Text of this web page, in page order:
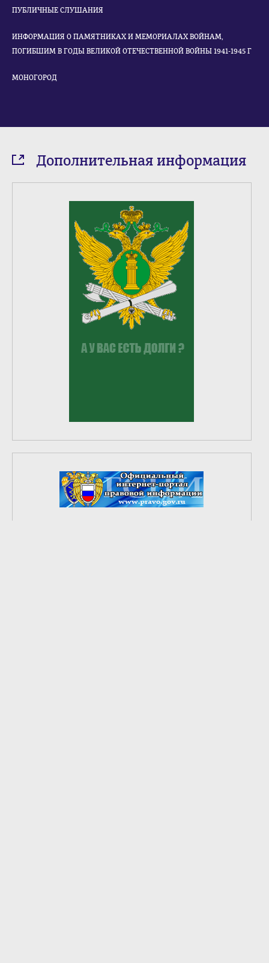
ПУБЛИЧНЫЕ СЛУШАНИЯ
ИНФОРМАЦИЯ О ПАМЯТНИКАХ И МЕМОРИАЛАХ ВОЙНАМ,
ПОГИБШИМ В ГОДЫ ВЕЛИКОЙ ОТЕЧЕСТВЕННОЙ ВОЙНЫ 1941-1945 Г
МОНОГОРОД
Дополнительная информация